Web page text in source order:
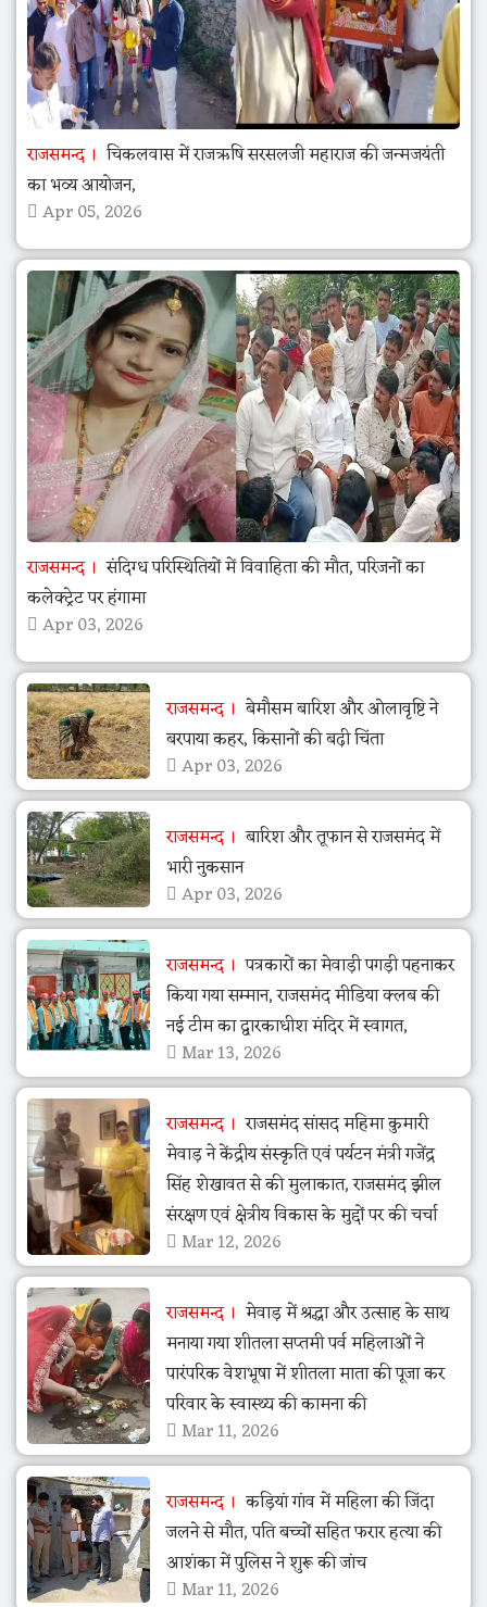
राजसमन्द
चिकलवास में राजऋषि सरसलजी महाराज की जन्मजयंती
का भव्य आयोजन,
Apr 05, 2026
राजसमन्द
संदिग्ध परिस्थितियों में विवाहिता की मौत, परिजनों का
कलेक्ट्रेट पर हंगामा
Apr 03, 2026
राजसमन्द
बेमौसम बारिश और ओलावृष्टि ने
बरपाया कहर, किसानों की बढ़ी चिंता
Apr 03, 2026
राजसमन्द
बारिश और तूफान से राजसमंद में
भारी नुकसान
Apr 03, 2026
राजसमन्द
पत्रकारों का मेवाड़ी पगड़ी पहनाकर
किया गया सम्मान, राजसमंद मीडिया क्लब की
नई टीम का द्वारकाधीश मंदिर में स्वागत,
Mar 13, 2026
राजसमन्द
राजसमंद सांसद महिमा कुमारी
मेवाड़ ने केंद्रीय संस्कृति एवं पर्यटन मंत्री गजेंद्र
सिंह शेखावत से की मुलाकात, राजसमंद झील
संरक्षण एवं क्षेत्रीय विकास के मुद्दों पर की चर्चा
Mar 12, 2026
राजसमन्द
मेवाड़ में श्रद्धा और उत्साह के साथ
मनाया गया शीतला सप्तमी पर्व महिलाओं ने
पारंपरिक वेशभूषा में शीतला माता की पूजा कर
परिवार के स्वास्थ्य की कामना की
Mar 11, 2026
राजसमन्द
कड़ियां गांव में महिला की जिंदा
जलने से मौत, पति बच्चों सहित फरार हत्या की
आशंका में पुलिस ने शुरू की जांच
Mar 11, 2026